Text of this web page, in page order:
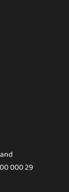
000 29